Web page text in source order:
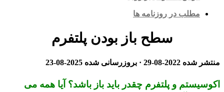
مطلب در روزنامه ها
سطح باز بودن پلتفرم
منتشر شده 2022-08-29 · بروزرسانی شده 2025-08-23
اکوسیستم و پلتفرم چقدر باید باز باشد؟ آیا همه می